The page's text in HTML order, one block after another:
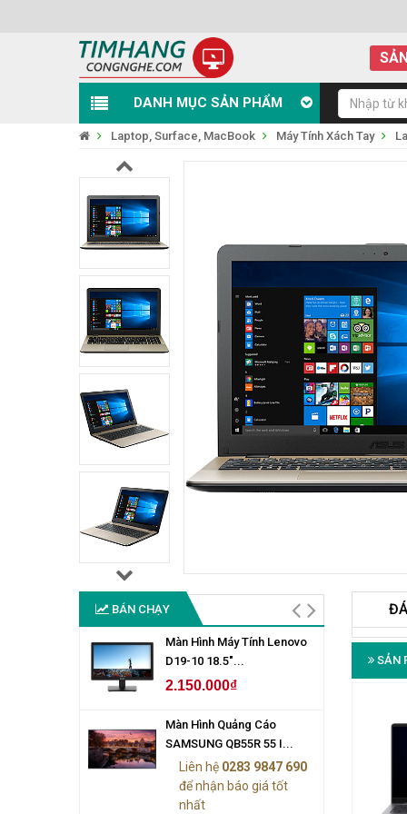
DANH MỤC SẢN PHẨM
Laptop, Surface, MacBook Máy Tính Xách Tay
BÁN CHẠY
Màn Hình Máy Tính Lenovo
D19-10 18.5"...
2.150.000₫
Màn Hình Quảng Cáo
SAMSUNG QB55R 55 I...
Liên hệ 0283 9847 690
để nhận báo giá tốt
nhất
SẢN